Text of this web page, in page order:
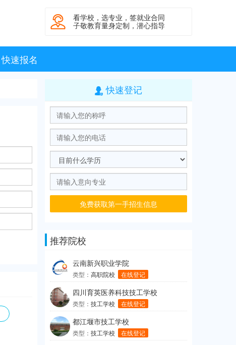

看学校，选专业，签就业合同
子敬教育量身定制，潜心指导
快速报名
 快速登记
免费获取第一手招生信息
推荐院校
云南新兴职业学院
类型： 高职院校 在线登记
四川育英医养科技技工学校
类型： 技工学校 在线登记
都江堰市技工学校
类型： 技工学校 在线登记